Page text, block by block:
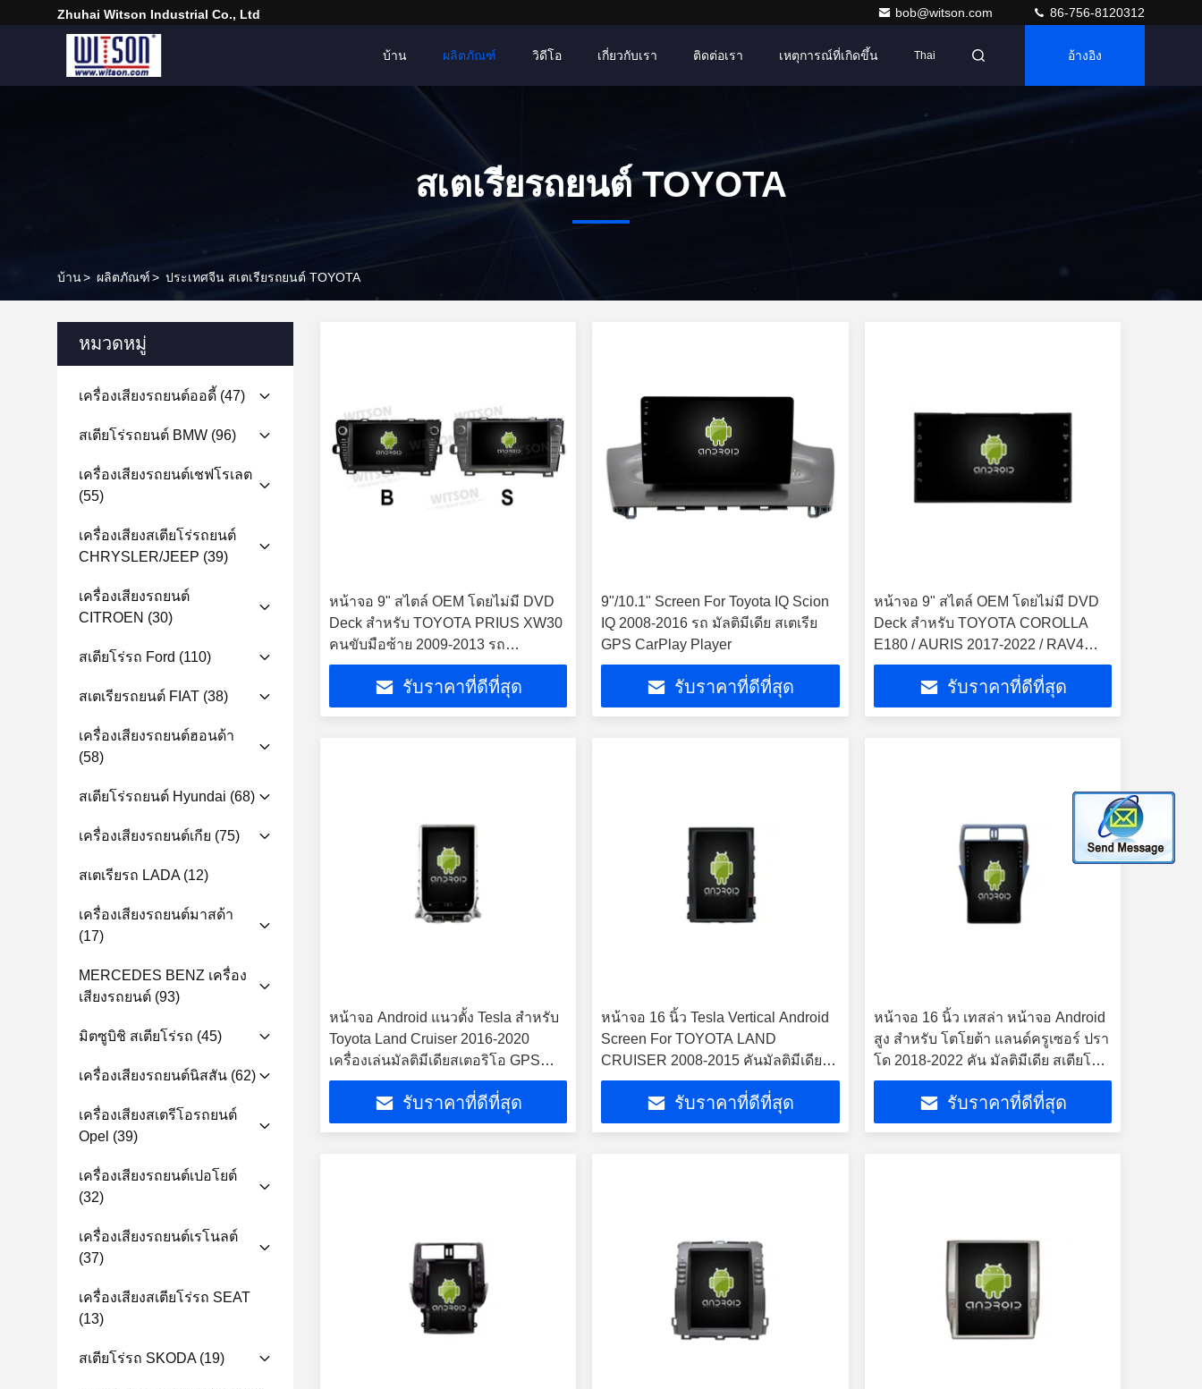
Zhuhai Witson Industrial Co., Ltd bob@witson.com 86-756-8120312
บ้าน ผลิตภัณฑ์ วิดีโอ เกี่ยวกับเรา ติดต่อเรา เหตุการณ์ที่เกิดขึ้น Thai อ้างอิง
สเตเรียรถยนต์ TOYOTA
บ้าน> ผลิตภัณฑ์> ประเทศจีน สเตเรียรถยนต์ TOYOTA
หมวดหมู่
เครื่องเสียงรถยนต์ออดี้ (47)
สเตียโร่รถยนต์ BMW (96)
เครื่องเสียงรถยนต์เชฟโรเลต
(55)
เครื่องเสียงสเตียโร่รถยนต์
CHRYSLER/JEEP (39)
เครื่องเสียงรถยนต์
CITROEN (30)
สเตียโร่รถ Ford (110)
สเตเรียรถยนต์ FIAT (38)
เครื่องเสียงรถยนต์ฮอนด้า
(58)
สเตียโร่รถยนต์ Hyundai (68)
เครื่องเสียงรถยนต์เกีย (75)
สเตเรียรถ LADA(12)
เครื่องเสียงรถยนต์มาสด้า
(17)
MERCEDES BENZ เครื่อง
เสียงรถยนต์ (93)
มิตซูบิชิ สเตียโร่รถ (45)
เครื่องเสียงรถยนต์นิสสัน (62)
เครื่องเสียงสเตรีโอรถยนต์
Opel (39)
เครื่องเสียงรถยนต์เปอโยต์
(32)
เครื่องเสียงรถยนต์เรโนลต์
(37)
เครื่องเสียงสเตียโร่รถ SEAT
(13)
สเตียโร่รถ SKODA(19)
หน้าจอ 9" สไตล์ OEM โดยไม่มี DVD
Deck สําหรับ TOYOTA PRIUS XW30
คนขับมือซ้าย 2009-2013 รถ
มัลติมีเดีย สเตียโร GPS CarPlay
รับราคาที่ดีที่สุด
9"/10.1" Screen For Toyota IQ Scion
IQ 2008-2016 รถ มัลติมีเดีย สเตเรีย
GPS CarPlay Player
รับราคาที่ดีที่สุด
หน้าจอ 9" สไตล์ OEM โดยไม่มี DVD
Deck สําหรับ TOYOTA COROLLA
E180 / AURIS 2017-2022 / RAV4
XA50 2018-2022 / C-HR CHR 2016-
2021 Car Multimedia Stereo GPS
CarPlay Player
รับราคาที่ดีที่สุด
หน้าจอ Android แนวตั้ง Tesla สำหรับ
Toyota Land Cruiser 2016-2020
เครื่องเล่นมัลติมีเดียสเตอริโอ GPS
Carplay
รับราคาที่ดีที่สุด
หน้าจอ 16 นิ้ว Tesla Vertical Android
Screen For TOYOTA LAND
CRUISER 2008-2015 คันมัลติมีเดีย ส
เตียโร GPS Carplay Player
รับราคาที่ดีที่สุด
หน้าจอ 16 นิ้ว เทสล่า หน้าจอ Android
สูง สําหรับ โตโยต้า แลนด์ครูเซอร์ ปรา
โด 2018-2022 คัน มัลติมีเดีย สเตียโร
GPS Carplay Player
รับราคาที่ดีที่สุด